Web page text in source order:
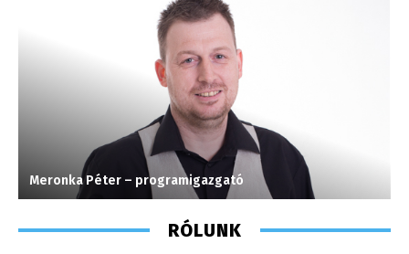
Meronka Péter – programigazgató
RÓLUNK